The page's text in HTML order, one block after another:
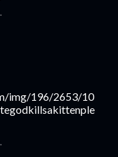
img/196/2653/10